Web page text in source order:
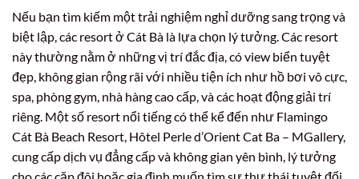
Nếu bạn tìm kiếm một trải nghiệm nghỉ dưỡng sang trọng và
biệt lập, các resort ở Cát Bà là lựa chọn lý tưởng. Các resort
này thường nằm ở những vị trí đắc địa, có view biển tuyệt
đẹp, không gian rộng rãi với nhiều tiện ích như hồ bơi vô cực,
spa, phòng gym, nhà hàng cao cấp, và các hoạt động giải trí
riêng. Một số resort nổi tiếng có thể kể đến như Flamingo
Cát Bà Beach Resort, Hôtel Perle d’Orient Cat Ba – MGallery,
cung cấp dịch vụ đẳng cấp và không gian yên bình, lý tưởng